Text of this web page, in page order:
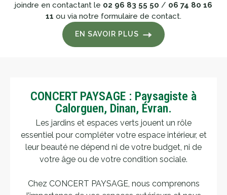
joindre en contactant le 02 96 83 55 50 / 06 74 80 16
11 ou via notre formulaire de contact.
EN SAVOIR PLUS
CONCERT PAYSAGE : Paysagiste à
Calorguen, Dinan, Évran.
Les jardins et espaces verts jouent un rôle
essentiel pour compléter votre espace intérieur, et
leur beauté ne dépend ni de votre budget, ni de
votre âge ou de votre condition sociale.
Chez CONCERT PAYSAGE, nous comprenons